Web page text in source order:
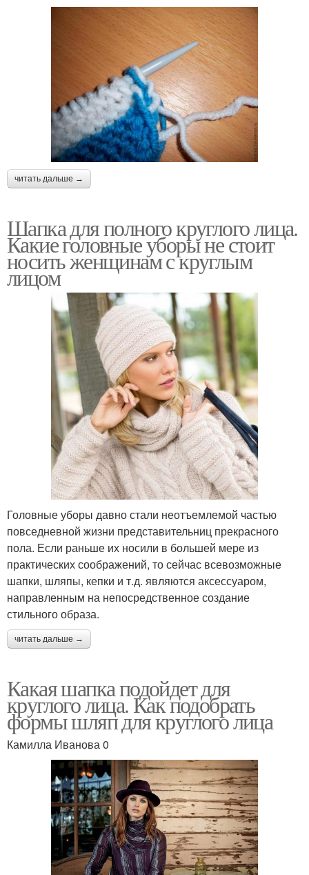
читать дальше →
Шапка для полного круглого лица.
Какие головные уборы не стоит
носить женщинам с круглым
лицом
Головные уборы давно стали неотъемлемой частью
повседневной жизни представительниц прекрасного
пола. Если раньше их носили в большей мере из
практических соображений, то сейчас всевозможные
шапки, шляпы, кепки и т.д. являются аксессуаром,
направленным на непосредственное создание
стильного образа.
читать дальше →
Какая шапка подойдет для
круглого лица. Как подобрать
формы шляп для круглого лица
Камилла Иванова 0